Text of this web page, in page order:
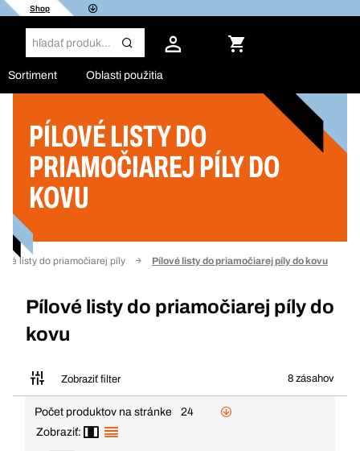
Shop
Sortiment Oblasti použitia
PÍLOVÉ LISTY DO
PRIAMOČIAREJ PÍLY DO
KOVU
listy do priamočiarej píly Pílové listy do priamočiarej píly do kovu
Pílové listy do priamočiarej píly do
kovu
Zobraziť filter 8 zásahov
Filter
Počet produktov na stránke
24
Zobraziť: